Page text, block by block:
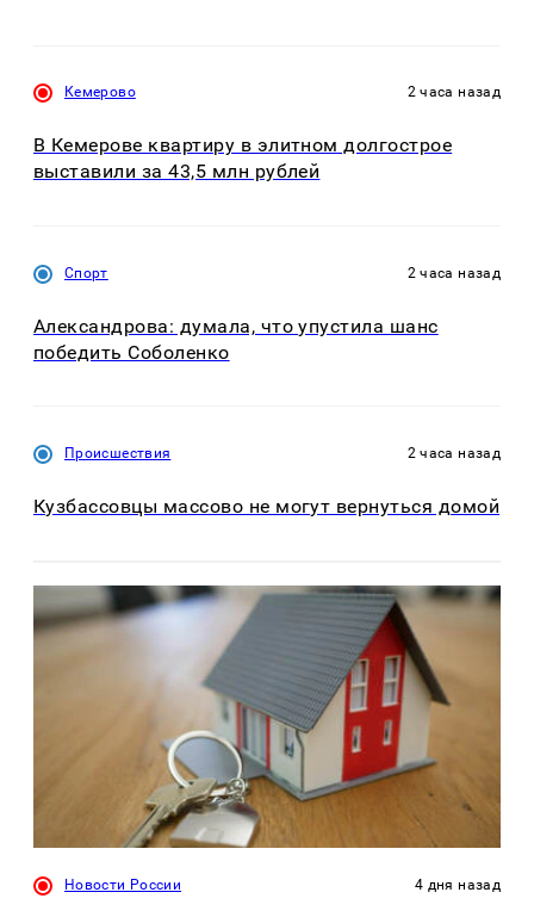
Кемерово 2 часа назад
В Кемерове квартиру в элитном долгострое
выставили за 43,5 млн рублей
Спорт 2 часа назад
Александрова: думала, что упустила шанс
победить Соболенко
Происшествия 2 часа назад
Кузбассовцы массово не могут вернуться домой
Новости России 4 дня назад